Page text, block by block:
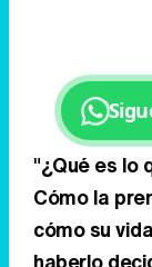
"¿Qué es lo
Cómo la
cómo su